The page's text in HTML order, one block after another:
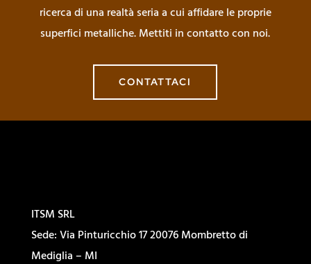
ricerca di una realtà seria a cui affidare le proprie
superfici metalliche. Mettiti in contatto con noi.
CONTATTACI
ITSM SRL
Sede: Via Pinturicchio 17 20076 Mombretto di
Mediglia – MI